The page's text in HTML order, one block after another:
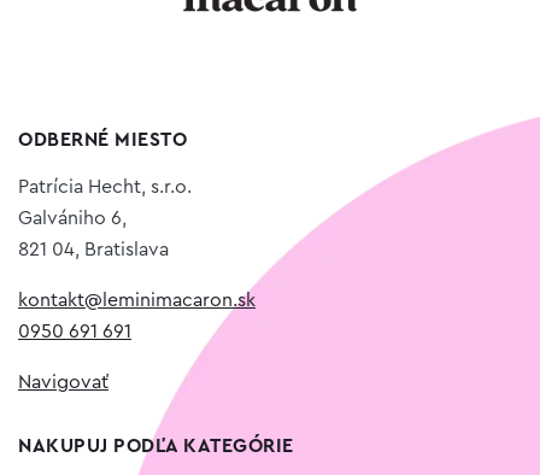
ODBERNÉ MIESTO
Patrícia Hecht, s.r.o.
Galvániho 6,
821 04, Bratislava
kontakt@leminimacaron.sk
0950 691 691
Navigovať
NAKUPUJ PODĽA KATEGÓRIE